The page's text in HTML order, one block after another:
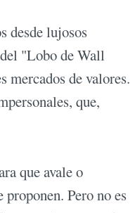
desde lujosos
"Lobo de Wall
mercados de valores.
que,
que avale o
Pero no es